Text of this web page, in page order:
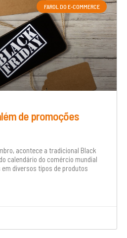
FAROL DO E-COMMERCE
de promoções
acontece a tradicional Black
calendário do comércio mundial
diversos tipos de produtos